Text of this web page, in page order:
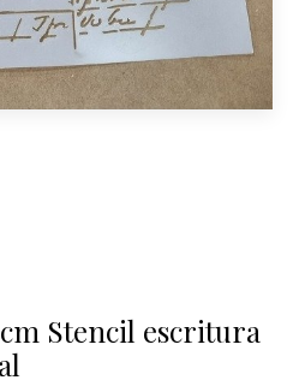
cm Stencil escritura